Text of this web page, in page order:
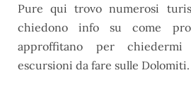
Pure qui trovo numerosi
chiedono info su come
approffitano per
escursioni da fare sulle